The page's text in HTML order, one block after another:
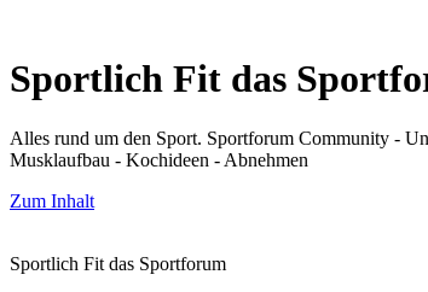
Sportlich Fit das
Alles rund um den Sport. Sportforum Community -
Musklaufbau - Kochideen - Abnehmen
Zum Inhalt
Sportlich Fit das Sportforum